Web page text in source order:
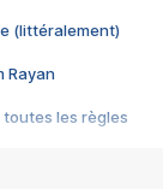
(littéralement)
Rayan
toutes les règles